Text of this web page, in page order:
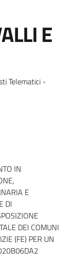
E
Telematici -
IN
E
DI
DEI COMUNI
(FE) PER UN